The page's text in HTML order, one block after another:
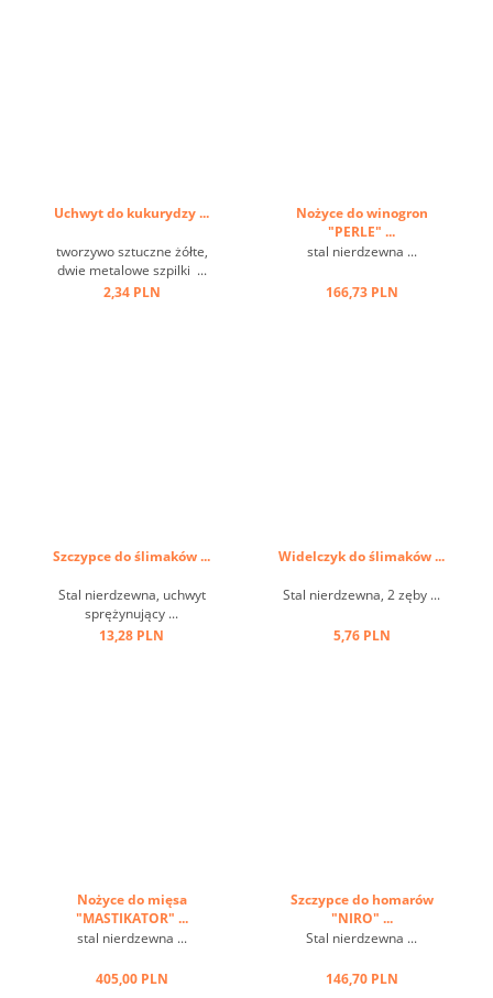
Uchwyt do kukurydzy ...
tworzywo sztuczne żółte,
dwie metalowe szpilki ...
2,34 PLN
Nożyce do winogron
"PERLE" ...
stal nierdzewna ...
166,73 PLN
Szczypce do ślimaków ...
Stal nierdzewna, uchwyt
sprężynujący ...
13,28 PLN
Widelczyk do ślimaków ...
Stal nierdzewna, 2 zęby ...
5,76 PLN
Nożyce do mięsa
"MASTIKATOR" ...
stal nierdzewna ...
405,00 PLN
Szczypce do homarów
"NIRO" ...
Stal nierdzewna ...
146,70 PLN